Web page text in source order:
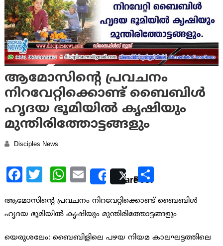
ആമോസിന്റെ പ്രവചനം
നിറവേറ്റിക്കൊണ്ട് ബൈബിള്‍
ഹൃദയ ഭൂമിയില്‍ കൃഷിയും
മുന്തിരിത്തോട്ടങ്ങളും
Disciples News
Facebook
TwitterWhatsApp
EmailSharePostShare
ആമോസിന്റെ പ്രവചനം നിറവേറ്റിക്കൊണ്ട് ബൈബിള്‍
ഹൃദയ ഭൂമിയില്‍ കൃഷിയും മുന്തിരിത്തോട്ടങ്ങളും
യെരുശലേം: ബൈബിളിലെ പഴയ നിയമ കാലഘട്ടത്തിലെ